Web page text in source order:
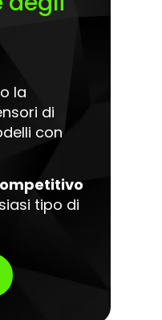
la
di
con
tipo di